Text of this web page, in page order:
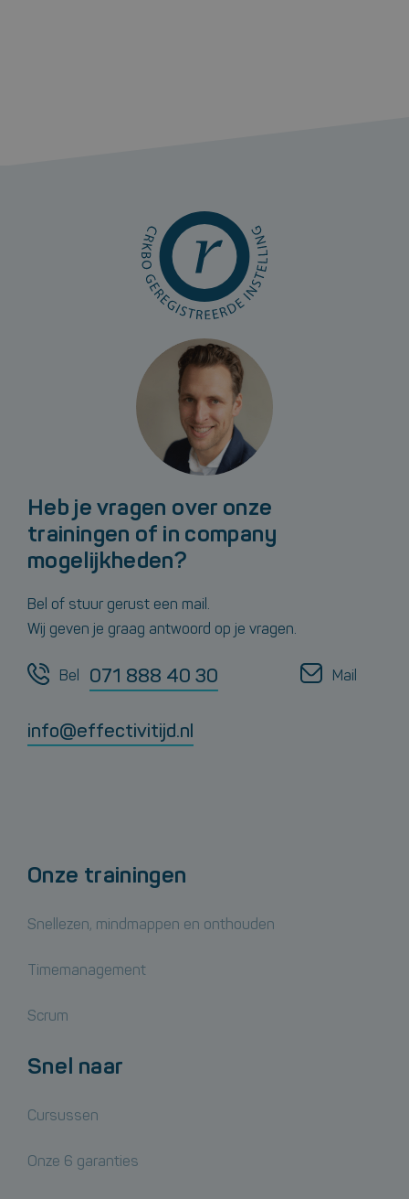
Heb je vragen over onze
trainingen of in company
mogelijkheden?
Bel of stuur gerust een mail.
Wij geven je graag antwoord op je vragen.
Bel 071 888 40 30 Mail
info@effectivitijd.nl
Onze trainingen
Snellezen, mindmappen en onthouden
Timemanagement
Scrum
Snel naar
Cursussen
Onze 6 garanties